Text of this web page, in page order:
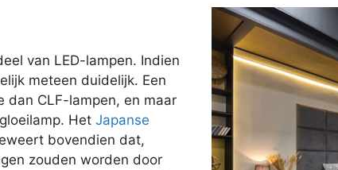
van LED-lampen. Indien
meteen duidelijk. Een
dan CLF-lampen, en maar
Het Japanse
bovendien dat,
zouden worden door